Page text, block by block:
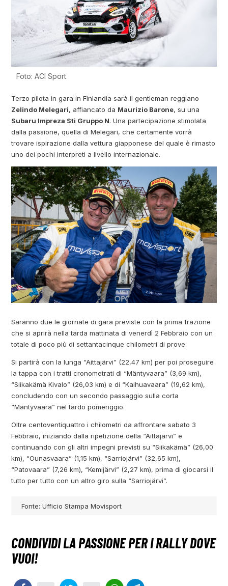
Foto: ACI Sport
Terzo pilota in gara in Finlandia sarà il gentleman reggiano
Zelindo Melegari, affiancato da Maurizio Barone, su una
Subaru Impreza Sti Gruppo N. Una partecipazione stimolata
dalla passione, quella di Melegari, che certamente vorrà
trovare ispirazione dalla vettura giapponese del quale è rimasto
uno dei pochi interpreti a livello internazionale.
Saranno due le giornate di gara previste con la prima frazione
che si aprirà nella tarda mattinata di venerdì 2 Febbraio con un
totale di poco più di settantacinque chilometri di prove.
Si partirà con la lunga “Aittajärvi” (22,47 km) per poi proseguire
la tappa con i tratti cronometrati di “Mäntyvaara” (3,69 km),
“Siikakämä Kivalo” (26,03 km) e di “Kaihuavaara” (19,62 km),
concludendo con un secondo passaggio sulla corta
“Mäntyvaara” nel tardo pomeriggio.
Oltre centoventiquattro i chilometri da affrontare sabato 3
Febbraio, iniziando dalla ripetizione della “Aittajärvi” e
continuando con gli altri impegni previsti su “Siikakämä” (26,00
km), “Ounasvaara” (1,15 km), “Sarriojärvi” (32,65 km),
“Patovaara” (7,26 km), “Kemijärvi” (2,27 km), prima di giocarsi il
tutto per tutto con un altro giro sulla “Sarriojärvi”.
Fonte: Ufficio Stampa Movisport